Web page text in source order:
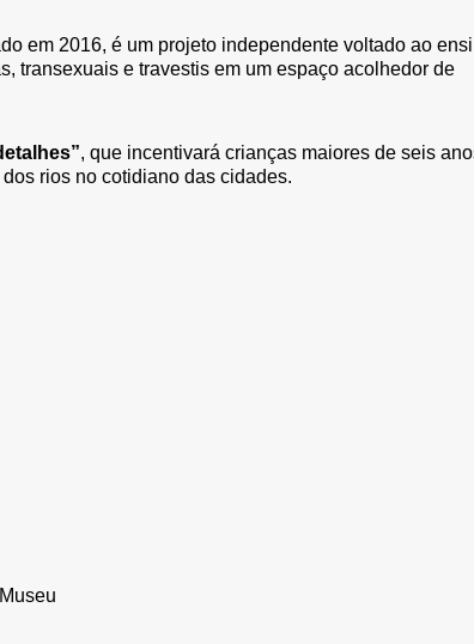
em 2016, é um projeto independente voltado ao
transexuais e travestis em um espaço acolhedor de
, que incentivará crianças maiores de seis
rios no cotidiano das cidades.